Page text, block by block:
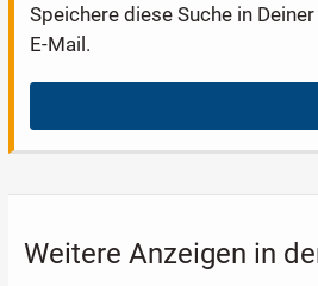
Speichere diese Suche in
E-Mail.
Weitere Anzeigen in